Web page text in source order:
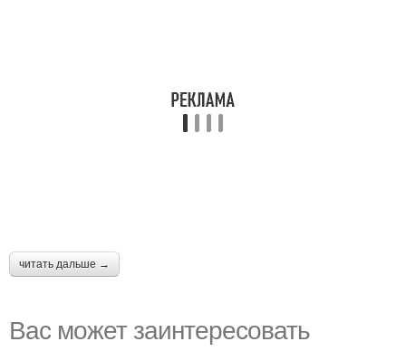
читать дальше →
Вас может заинтересовать